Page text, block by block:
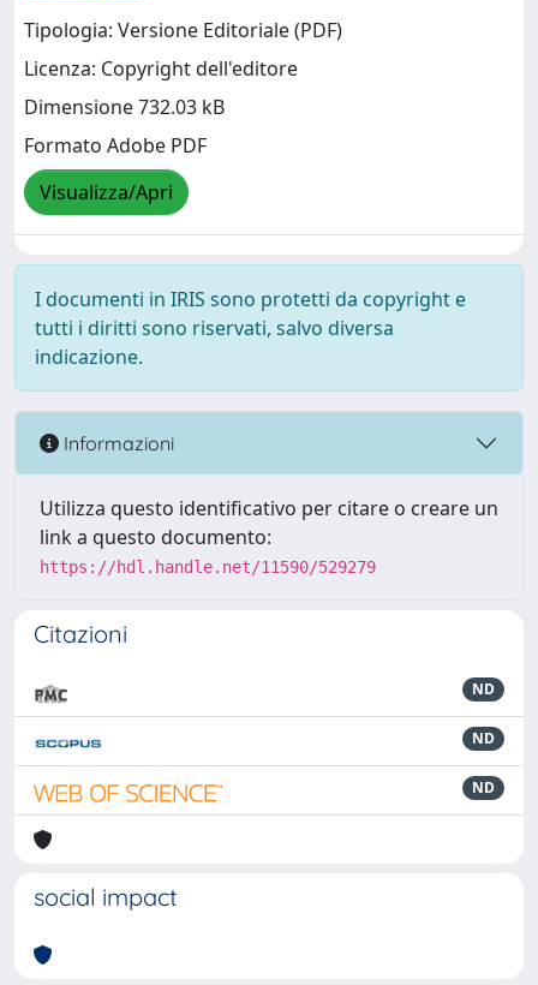
Tipologia: Versione Editoriale (PDF)
Licenza: Copyright dell'editore
Dimensione 732.03 kB
Formato Adobe PDF
Visualizza/Apri
I documenti in IRIS sono protetti da copyright e
tutti i diritti sono riservati, salvo diversa
indicazione.
Informazioni
Utilizza questo identificativo per citare o creare un
link a questo documento:
https://hdl.handle.net/11590/529279
Citazioni
ND
ND
ND
social impact